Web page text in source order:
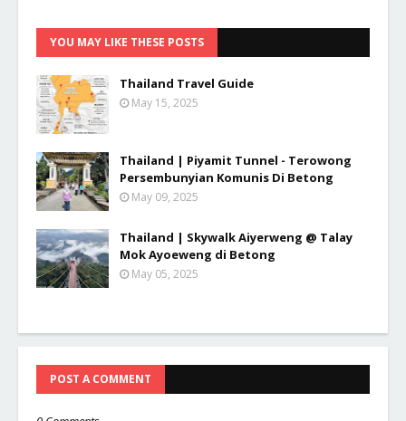
YOU MAY LIKE THESE POSTS
Thailand Travel Guide
May 15, 2025
Thailand | Piyamit Tunnel - Terowong
Persembunyian Komunis Di Betong
May 09, 2025
Thailand | Skywalk Aiyerweng @ Talay
Mok Ayoeweng di Betong
May 05, 2025
POST A COMMENT